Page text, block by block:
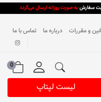
و مقررات درباره ما تماس با ما
0
لیست لپتاپ